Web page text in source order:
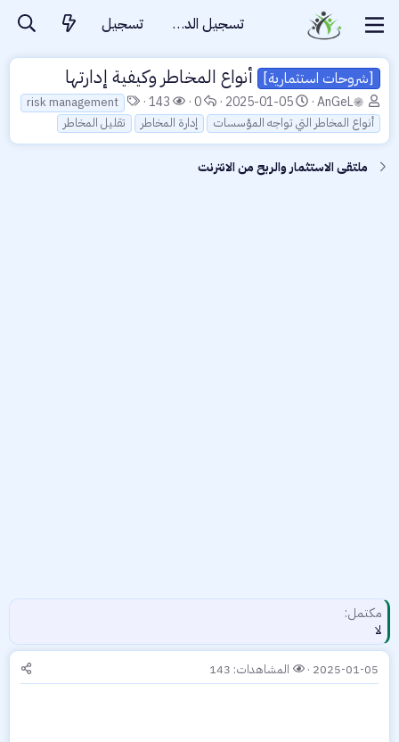
تسجيل الدخول تسجيل
[شروحات استثمارية] أنواع المخاطر وكيفية إدارتها
ب
ا
د
ا
AnGeL
ت
ا
ر
خ
2025-01-05
ا
ل
ر
و
0
ا
ل
م
143
ا
ل
و
risk management
أنواع المخاطر التي تواجه المؤسسات
إدارة المخاطر تقليل المخاطر
ملتقى الاستثمار والربح من الانترنت
مكتمل
لا
2025-01-05 المشاهدات: 143